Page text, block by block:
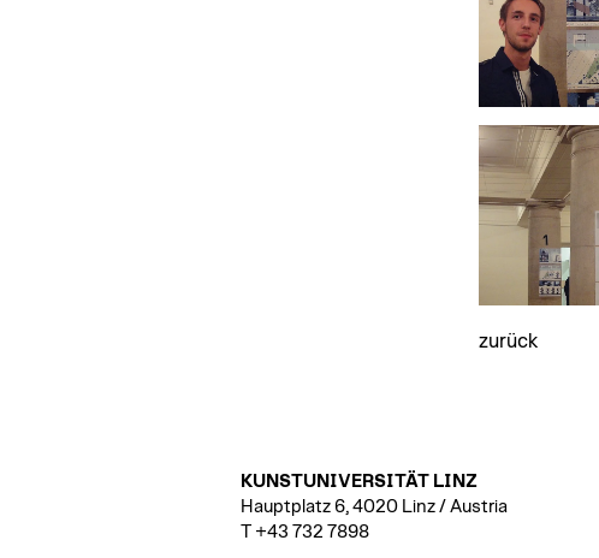
zurück
KUNSTUNIVERSITÄT LINZ
Hauptplatz 6, 4020 Linz / Austria
T +43 732 7898